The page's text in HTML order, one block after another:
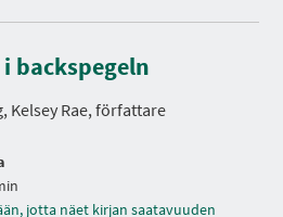
backspegeln
Kelsey Rae, författare
jotta näet kirjan saatavuuden